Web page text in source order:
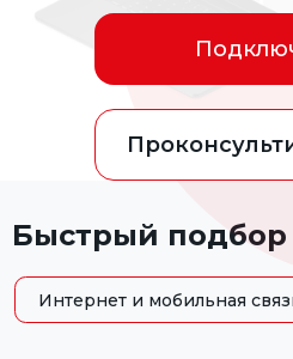
Быстрый подбор
Интернет и мобильная